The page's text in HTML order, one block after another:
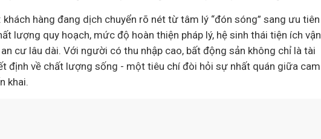
hàng đang dịch chuyển rõ nét từ tâm lý “đón sóng” sang ưu tiên
lượng quy hoạch, mức độ hoàn thiện pháp lý, hệ sinh thái tiện ích vận
cư lâu dài. Với người có thu nhập cao, bất động sản không chỉ là tài
định về chất lượng sống - một tiêu chí đòi hỏi sự nhất quán giữa cam
khai.